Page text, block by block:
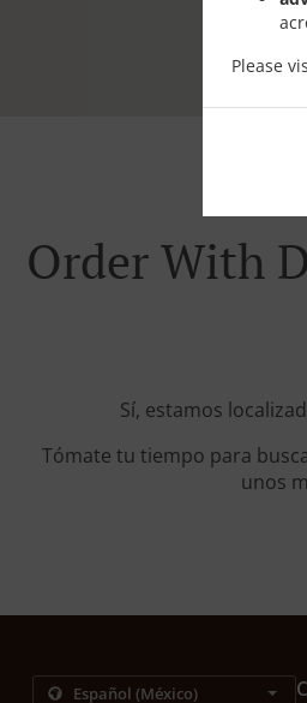
Please
Order With
Sí, estamos
Tómate tu tiempo para
unos